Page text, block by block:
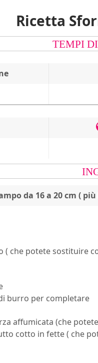
Ricetta
TEMPI
da 16 a 20 cm (
( che potete sostituire
burro per completare
affumicata (che
cotto in fette ( che